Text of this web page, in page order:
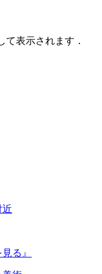
て表示されます．
近
る』